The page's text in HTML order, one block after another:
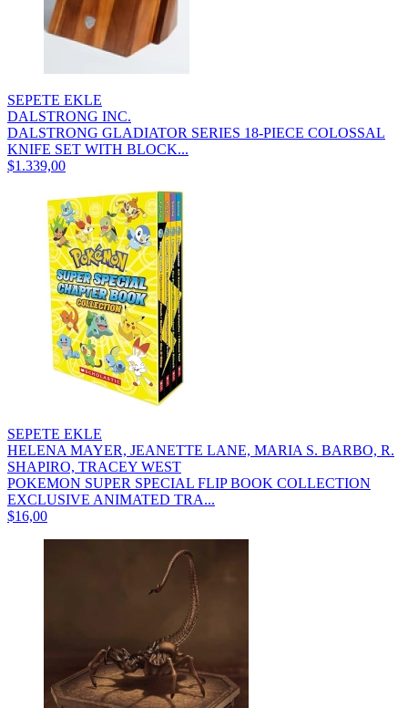
SEPETE EKLE
DALSTRONG INC.
DALSTRONG GLADIATOR SERIES 18-PIECE COLOSSAL
KNIFE SET WITH BLOCK...
$1.339,00
SEPETE EKLE
HELENA MAYER, JEANETTE LANE, MARIA S. BARBO, R.
SHAPIRO, TRACEY WEST
POKEMON SUPER SPECIAL FLIP BOOK COLLECTION
EXCLUSIVE ANIMATED TRA...
$16,00